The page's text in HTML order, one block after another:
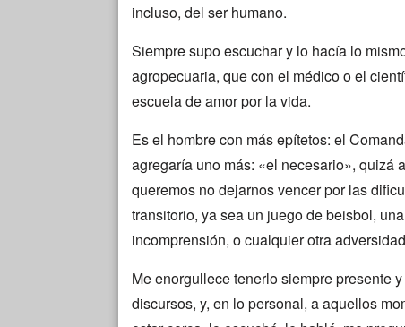
incluso, del ser humano.
Siempre supo escuchar y lo hacía lo
agropecuaria, que con el médico o el
escuela de amor por la vida.
Es el hombre con más epítetos: el
agregaría uno más: «el necesario», quizá
queremos no dejarnos vencer por las
transitorio, ya sea un juego de beisbol,
incomprensión, o cualquier otra
Me enorgullece tenerlo siempre presente
discursos, y, en lo personal, a aquellos